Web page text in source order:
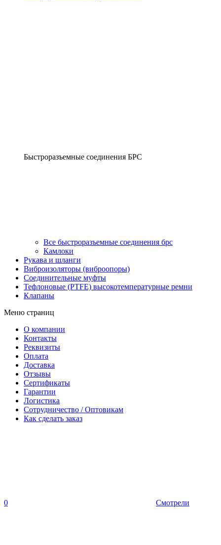
Быстроразъемные соединения БРС
Все быстроразъемные соединения брс
Камлоки
Рукава и шланги
Виброизоляторы (виброопоры)
Соединительные муфты
Тефлоновые (PTFE) высокотемпературные ремни
Клапаны
Меню страниц
О компании
Контакты
Реквизиты
Оплата
Доставка
Отзывы
Сертификаты
Гарантии
Логистика
Сотрудничество / Оптовикам
Как сделать заказ
0 Смотрели